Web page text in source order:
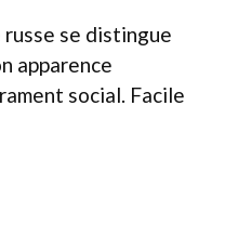
se distingue
apparence
social. Facile